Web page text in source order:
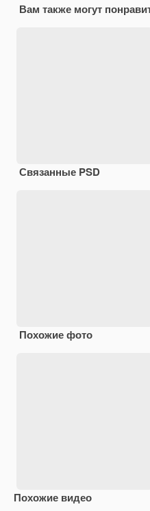
Вам также могут
Связанные PSD
Похожие фото
Похожие видео